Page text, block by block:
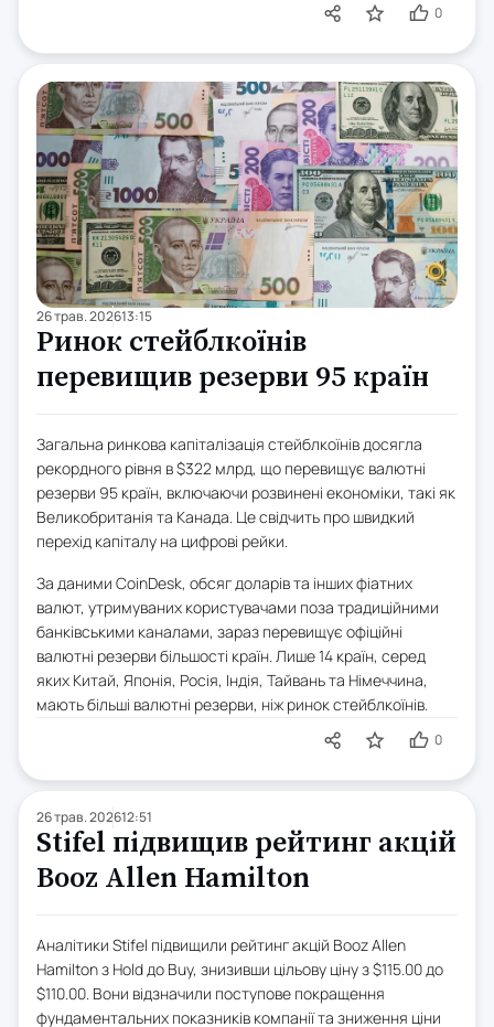
0
26 трав. 202613:15
Ринок стейблкоїнів
перевищив резерви 95 країн
Загальна ринкова капіталізація стейблкоїнів досягла
рекордного рівня в $322 млрд, що перевищує валютні
резерви 95 країн, включаючи розвинені економіки, такі як
Великобританія та Канада. Це свідчить про швидкий
перехід капіталу на цифрові рейки.
За даними CoinDesk, обсяг доларів та інших фіатних
валют, утримуваних користувачами поза традиційними
банківськими каналами, зараз перевищує офіційні
валютні резерви більшості країн. Лише 14 країн, серед
яких Китай, Японія, Росія, Індія, Тайвань та Німеччина,
мають більші валютні резерви, ніж ринок стейблкоїнів.
0
26 трав. 202612:51
Stifel підвищив рейтинг акцій
Booz Allen Hamilton
Аналітики Stifel підвищили рейтинг акцій Booz Allen
Hamilton з Hold до Buy, знизивши цільову ціну з $115.00 до
$110.00. Вони відзначили поступове покращення
фундаментальних показників компанії та зниження ціни